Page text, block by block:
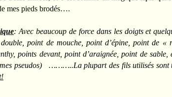
mes pieds brodés….
: Avec beaucoup de force dans les doigts et
double, point de mouche, point d’épine, point de «
points devant, point d’araignée, point de
pseudos) ………..La plupart des fils utilisés sont